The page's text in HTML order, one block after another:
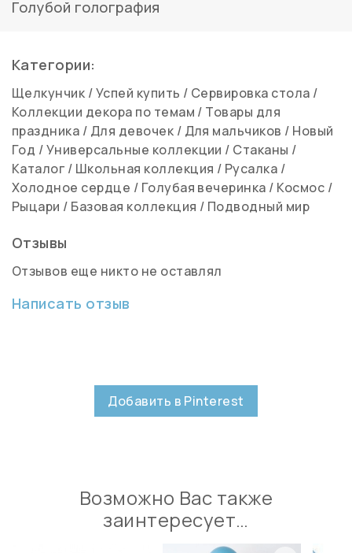
Голубой голография
Категории:
Щелкунчик /Успей купить / Сервировка стола /
Коллекции декора по темам / Товары для
праздника / Для девочек / Для мальчиков / Новый
Год /Универсальные коллекции / Стаканы /
Каталог / Школьная коллекция / Русалка /
Холодное сердце / Голубая вечеринка / Космос /
Рыцари / Базовая коллекция / Подводный мир
Отзывы
Отзывов еще никто не оставлял
Написать отзыв
Добавить в Pinterest
Возможно Вас также
заинтересует…